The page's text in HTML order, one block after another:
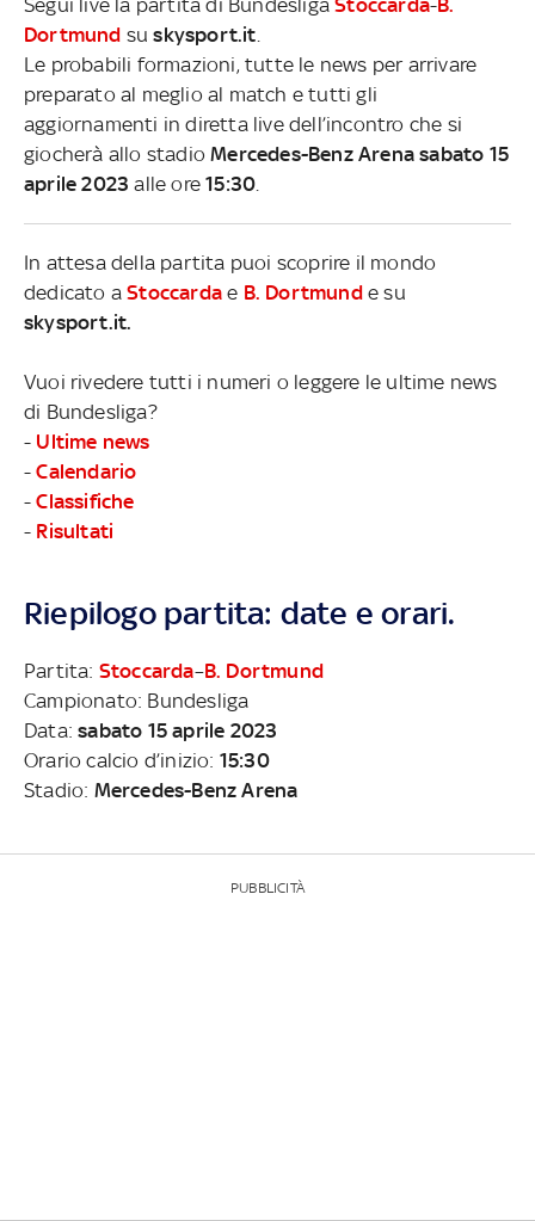
Dortmund suskysport.it
Le probabili formazioni, tutte le news per arrivare
preparato al meglio al match e tutti gli
aggiornamenti in diretta live dell’incontro che si
giocherà allo stadioMercedes-Benz Arena sabato 15
aprile 2023 alle ore15:30
In attesa della partita puoi scoprire il mondo
dedicato aStoccarda e B. Dortmunde su
skysport.it.
Vuoi rivedere tutti i numeri o leggere le ultime news
di Bundesliga?
- Ultime news
-Calendario
-Classifiche
- Risultati
Riepilogo partita: date e orari.
Partita: Stoccarda–B. Dortmund
Campionato: Bundesliga
Data:sabato 15 aprile 2023
Orario calcio d’inizio: 15:30
Stadio: Mercedes-Benz Arena
PUBBLICITÀ